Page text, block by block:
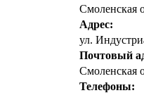
Смоленская
Адрес:
ул.
Почтовый
Смоленская
Телефоны: